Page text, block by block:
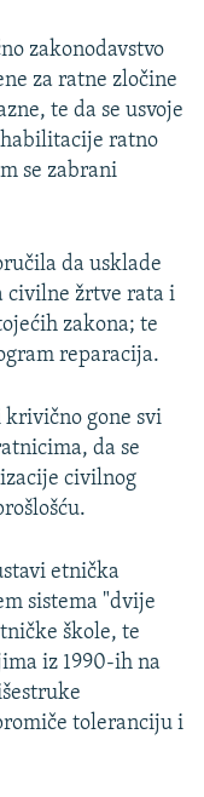
zakonodavstvo
za ratne zločine
te da se usvoje
ratno
se zabrani
da usklade
civilne žrtve rata i
zakona; te
reparacija.
krivično gone svi
da se
civilnog
etnička
sistema "dvije
škole, te
iz 1990-ih na
toleranciju i